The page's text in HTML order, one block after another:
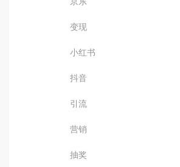
变现
小红书
抖音
引流
营销
抽奖